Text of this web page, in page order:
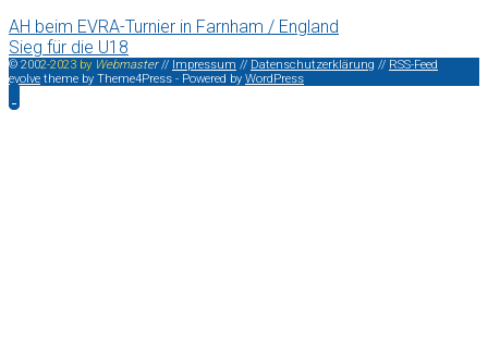
AH beim EVRA-Turnier in Farnham / England
Sieg für die U18
© 2002-2023 by Webmaster// Impressum // Datenschutzerklärung // RSS-Feed
evolve theme by Theme4Press - Powered by WordPress